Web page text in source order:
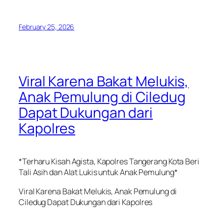
February 25, 2026
Viral Karena Bakat Melukis,
Anak Pemulung di Ciledug
Dapat Dukungan dari
Kapolres
*Terharu Kisah Agista, Kapolres Tangerang Kota Beri
Tali Asih dan Alat Lukis untuk Anak Pemulung*
Viral Karena Bakat Melukis, Anak Pemulung di
Ciledug Dapat Dukungan dari Kapolres